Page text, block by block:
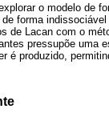
o modelo de
forma
de Lacan com o
pressupõe uma
é produzido,